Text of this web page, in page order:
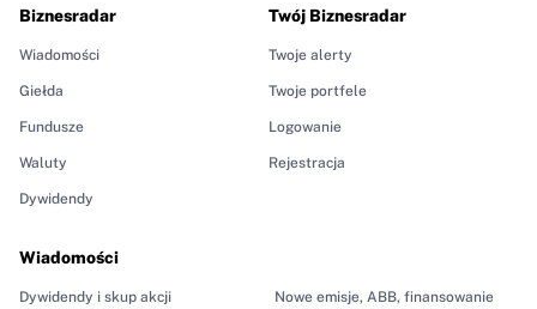
Biznesradar
Wiadomości
Giełda
Fundusze
Waluty
Dywidendy
Wiadomości
Dywidendy i skup akcji Nowe emisje, ABB, finansowanie
Twój Biznesradar
Twoje alerty
Twoje portfele
Logowanie
Rejestracja